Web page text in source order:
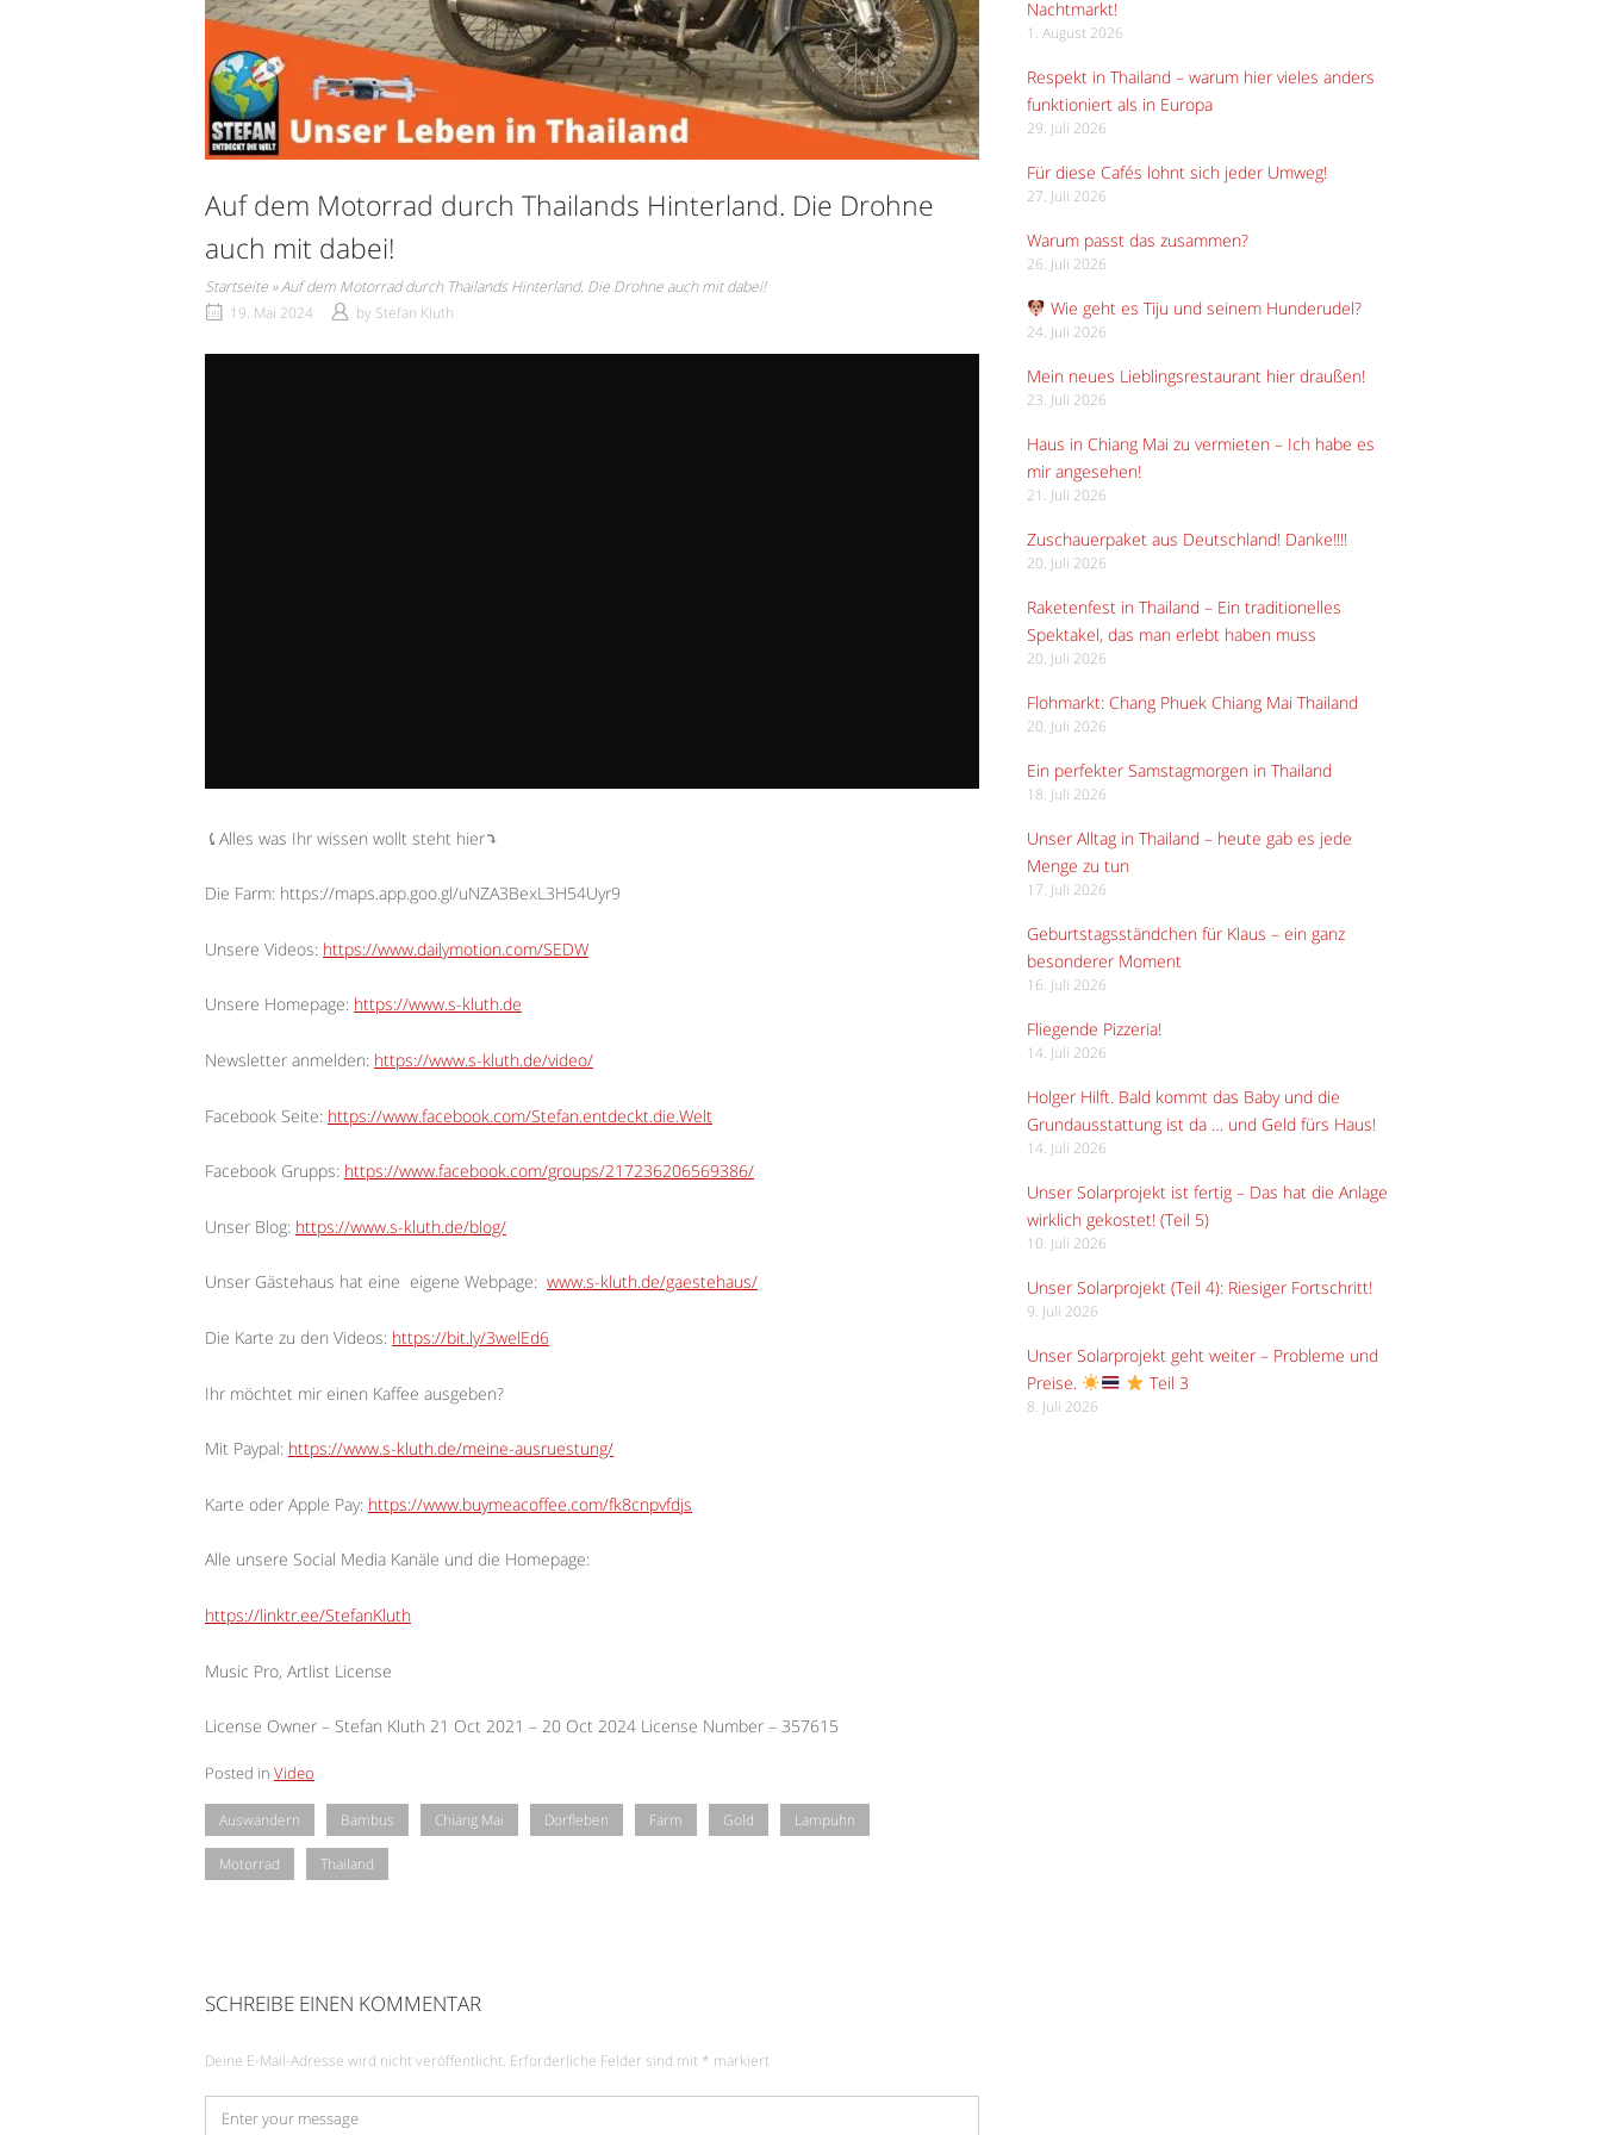
Auf dem Motorrad durch Thailands Hinterland. Die Drohne
auch mit dabei!
Startseite »Auf dem Motorrad durch Thailands Hinterland. Die Drohne auch mit dabei!
19. Mai 2024
by Stefan Kluth
⤹Alles was Ihr wissen wollt steht hier⤵︎
Die Farm: https://maps.app.goo.gl/uNZA3BexL3H54Uyr9
Unsere Videos: https://www.dailymotion.com/SEDW
Unsere Homepage: https://www.s-kluth.de
Newsletter anmelden: https://www.s-kluth.de/video/
Facebook Seite: https://www.facebook.com/Stefan.entdeckt.die.Welt
Facebook Grupps: https://www.facebook.com/groups/217236206569386/
Unser Blog: https://www.s-kluth.de/blog/
Unser Gästehaus hat eine eigene Webpage: www.s-kluth.de/gaestehaus/
Die Karte zu den Videos: https://bit.ly/3welEd6
Ihr möchtet mir einen Kaffee ausgeben?
Mit Paypal: https://www.s-kluth.de/meine-ausruestung/
Karte oder Apple Pay: https://www.buymeacoffee.com/fk8cnpvfdjs
Alle unsere Social Media Kanäle und die Homepage:
https://linktr.ee/StefanKluth
Music Pro, Artlist License
License Owner – Stefan Kluth 21 Oct 2021 – 20 Oct 2024 License Number – 357615
Posted in Video
Auswandern Bambus Chiang Mai Dorfleben Farm Gold Lampuhn
Motorrad Thailand
SCHREIBE EINEN KOMMENTAR
Deine E-Mail-Adresse wird nicht veröffentlicht. Erforderliche Felder sind mit * markiert
Kommentar
Nachtmarkt!
1. August 2026
Respekt in Thailand – warum hier vieles anders
funktioniert als in Europa
29. Juli 2026
Für diese Cafés lohnt sich jeder Umweg!
27. Juli 2026
Warum passt das zusammen?
26. Juli 2026
Wie geht es Tiju und seinem Hunderudel?
24. Juli 2026
Mein neues Lieblingsrestaurant hier draußen!
23. Juli 2026
Haus in Chiang Mai zu vermieten – Ich habe es
mir angesehen!
21. Juli 2026
Zuschauerpaket aus Deutschland! Danke!!!!
20. Juli 2026
Raketenfest in Thailand – Ein traditionelles
Spektakel, das man erlebt haben muss
20. Juli 2026
Flohmarkt: Chang Phuek Chiang Mai Thailand
20. Juli 2026
Ein perfekter Samstagmorgen in Thailand
18. Juli 2026
Unser Alltag in Thailand – heute gab es jede
Menge zu tun
17. Juli 2026
Geburtstagsständchen für Klaus – ein ganz
besonderer Moment
16. Juli 2026
Fliegende Pizzeria!
14. Juli 2026
Holger Hilft. Bald kommt das Baby und die
Grundausstattung ist da … und Geld fürs Haus!
14. Juli 2026
Unser Solarprojekt ist fertig – Das hat die Anlage
wirklich gekostet! (Teil 5)
10. Juli 2026
Unser Solarprojekt (Teil 4): Riesiger Fortschritt!
9. Juli 2026
Unser Solarprojekt geht weiter – Probleme und
Preise.
Teil 3
8. Juli 2026